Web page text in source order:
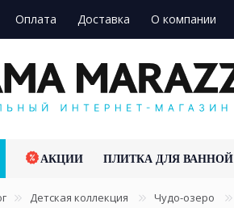
Оплата Доставка О компании
АКЦИИ ПЛИТКА ДЛЯ ВАННОЙ
Детская коллекция Чудо-озеро